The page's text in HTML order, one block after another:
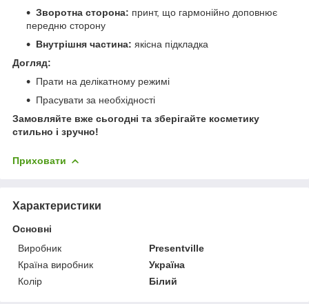
Зворотна сторона: принт, що гармонійно доповнює
передню сторону
Внутрішня частина: якісна підкладка
Догляд:
Прати на делікатному режимі
Прасувати за необхідності
Замовляйте вже сьогодні та зберігайте косметику
стильно і зручно!
Приховати
Характеристики
Основні
Виробник
Presentville
Країна виробник
Україна
Колір
Білий